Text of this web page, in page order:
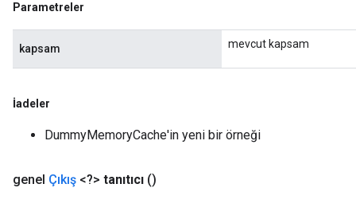
Parametreler
kapsam mevcut kapsam
İadeler
DummyMemoryCache'in yeni bir örneği
genel Çıkış <?> tanıtıcı ()